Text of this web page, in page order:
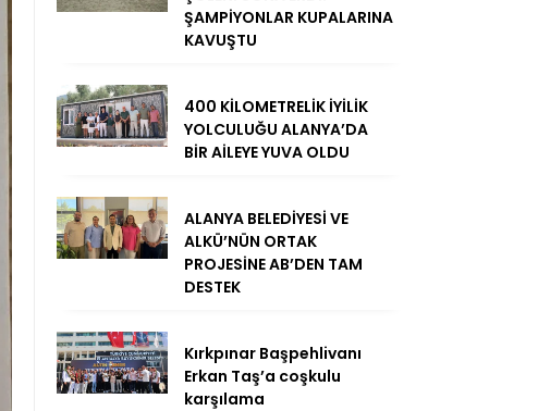
ŞAMPİYONLAR KUPALARINA
KAVUŞTU
400 KİLOMETRELİK İYİLİK
YOLCULUĞU ALANYA’DA
BİR AİLEYE YUVA OLDU
ALANYA BELEDİYESİ VE
ALKÜ’NÜN ORTAK
PROJESİNE AB’DEN TAM
DESTEK
Kırkpınar Başpehlivanı
Erkan Taş’a coşkulu
karşılama